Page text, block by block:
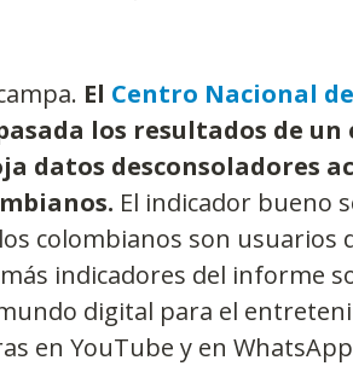
El Centro Nacional
los resultados de un
datos desconsoladores
El indicador bueno
colombianos son usuarios
indicadores del informe
digital para el
en YouTube y en